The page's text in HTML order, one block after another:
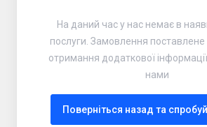
На даний час у нас немає в
послуги. Замовлення
отримання додаткової інформації
нами
Поверніться назад та